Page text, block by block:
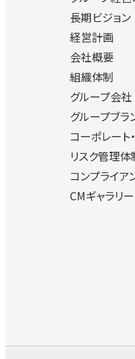
長期ビジョン
経営計画
会社概要
組織体制
グループ会社
グループブラ
コーポレート
リスク管理体
コンプライア
CMギャラリー